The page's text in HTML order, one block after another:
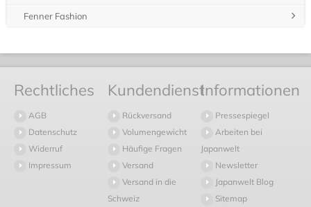
Fenner Fashion
Rechtliches
AGB
Datenschutz
Widerruf
Impressum
Kundendienst
Rückversand
Volumengewicht
Häufige Fragen
Versand
Versand in die
Schweiz
Informationen
Pressespiegel
Arbeiten bei
Japanwelt
Newsletter
Japanwelt Blog
Sitemap